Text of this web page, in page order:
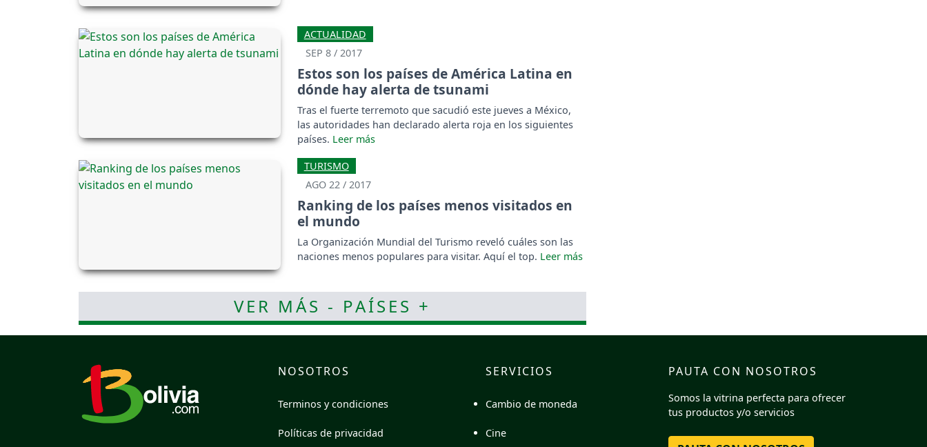
ACTUALIDAD
SEP 8 / 2017
Estos son los países de América Latina en
dónde hay alerta de tsunami
Tras el fuerte terremoto que sacudió este jueves a México,
las autoridades han declarado alerta roja en los siguientes
países.
TURISMO
AGO 22 / 2017
Ranking de los países menos visitados en
el mundo
La Organización Mundial del Turismo reveló cuáles son las
naciones menos populares para visitar. Aquí el top.
VER MÁS - PAÍSES +
NOSOTROS
Terminos y condiciones
Políticas de privacidad
SERVICIOS
Cambio de moneda
Cine
PAUTA CON NOSOTROS
Somos la vitrina perfecta para ofrecer
tus productos y/o servicios